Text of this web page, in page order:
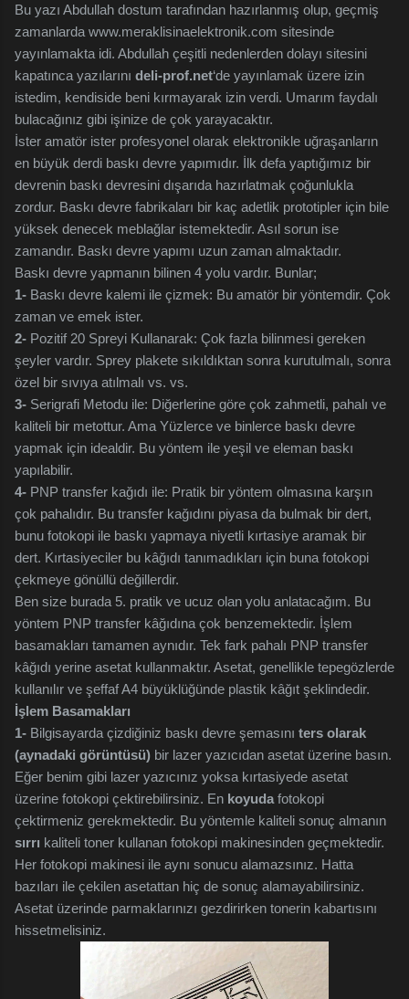
Bu yazı Abdullah dostum tarafından hazırlanmış olup, geçmiş
zamanlarda www.meraklisinaelektronik.com sitesinde
yayınlamakta idi. Abdullah çeşitli nedenlerden dolayı sitesini
kapatınca yazılarını deli-prof.net‘de yayınlamak üzere izin
istedim, kendiside beni kırmayarak izin verdi. Umarım faydalı
bulacağınız gibi işinize de çok yarayacaktır.
İster amatör ister profesyonel olarak elektronikle uğraşanların
en büyük derdi baskı devre yapımıdır. İlk defa yaptığımız bir
devrenin baskı devresini dışarıda hazırlatmak çoğunlukla
zordur. Baskı devre fabrikaları bir kaç adetlik prototipler için bile
yüksek denecek meblağlar istemektedir. Asıl sorun ise
zamandır. Baskı devre yapımı uzun zaman almaktadır.
Baskı devre yapmanın bilinen 4 yolu vardır. Bunlar;
1- Baskı devre kalemi ile çizmek: Bu amatör bir yöntemdir. Çok
zaman ve emek ister.
2- Pozitif 20 Spreyi Kullanarak: Çok fazla bilinmesi gereken
şeyler vardır. Sprey plakete sıkıldıktan sonra kurutulmalı, sonra
özel bir sıvıya atılmalı vs. vs.
3- Serigrafi Metodu ile: Diğerlerine göre çok zahmetli, pahalı ve
kaliteli bir metottur. Ama Yüzlerce ve binlerce baskı devre
yapmak için idealdir. Bu yöntem ile yeşil ve eleman baskı
yapılabilir.
4- PNP transfer kağıdı ile: Pratik bir yöntem olmasına karşın
çok pahalıdır. Bu transfer kağıdını piyasa da bulmak bir dert,
bunu fotokopi ile baskı yapmaya niyetli kırtasiye aramak bir
dert. Kırtasiyeciler bu kâğıdı tanımadıkları için buna fotokopi
çekmeye gönüllü değillerdir.
Ben size burada 5. pratik ve ucuz olan yolu anlatacağım. Bu
yöntem PNP transfer kâğıdına çok benzemektedir. İşlem
basamakları tamamen aynıdır. Tek fark pahalı PNP transfer
kâğıdı yerine asetat kullanmaktır. Asetat, genellikle tepegözlerde
kullanılır ve şeffaf A4 büyüklüğünde plastik kâğıt şeklindedir.
İşlem Basamakları
1- Bilgisayarda çizdiğiniz baskı devre şemasını ters olarak
(aynadaki görüntüsü) bir lazer yazıcıdan asetat üzerine basın.
Eğer benim gibi lazer yazıcınız yoksa kırtasiyede asetat
üzerine fotokopi çektirebilirsiniz. En koyuda fotokopi
çektirmeniz gerekmektedir. Bu yöntemle kaliteli sonuç almanın
sırrı kaliteli toner kullanan fotokopi makinesinden geçmektedir.
Her fotokopi makinesi ile aynı sonucu alamazsınız. Hatta
bazıları ile çekilen asetattan hiç de sonuç alamayabilirsiniz.
Asetat üzerinde parmaklarınızı gezdirirken tonerin kabartısını
hissetmelisiniz.